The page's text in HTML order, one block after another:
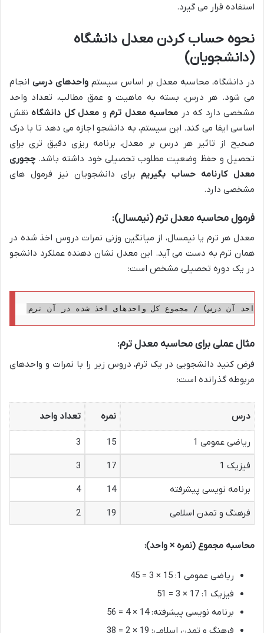
استفاده قرار می گیرد.
نحوه حساب کردن معدل دانشگاه
(دانشجویان)
در دانشگاه، محاسبه معدل بر اساس سیستم واحدهای درسی انجام
می شود. هر درس، بسته به ماهیت و عمق مطالب، تعداد واحد
مشخصی دارد که در محاسبه معدل ترمو معدل کل دانشگاهنقش
اساسی ایفا می کند. این سیستم، به دانشجو اجازه می دهد تا با درک
صحیح از تاثیر هر درس بر معدل، برنامه ریزی دقیق تری برای
تحصیل و حفظ وضعیت مطلوب تحصیلی خود داشته باشد. چجوری
معدل کارنامه حساب بگیریمبرای دانشجویان نیز فرمول های
مشخصی دارد.
فرمول محاسبه معدل ترم (نیمسال):
معدل هر ترم یا نیمسال، از میانگین وزنی نمرات دروس اخذ شده در
همان ترم به دست می آید. این معدل نشان دهنده عملکرد دانشجو
در یک دوره تحصیلی مشخص است:
آن درس) / مجموع کل واحدهای اخذ شده در آن ترم
مثال عملی برای محاسبه معدل ترم:
فرض کنید دانشجویی در یک ترم، دروس زیر را با نمرات و واحدهای
مربوطه گذرانده است:
درس نمره تعداد واحد
ریاضی عمومی 1 15
3
فیزیک 1
17
3
برنامه نویسی پیشرفته
14
4
فرهنگ و تمدن اسلامی
19
2
محاسبه مجموع (نمره × واحد):
ریاضی عمومی 1: 15 × 3 = 45
فیزیک 1: 17 × 3 = 51
برنامه نویسی پیشرفته: 14 × 4 = 56